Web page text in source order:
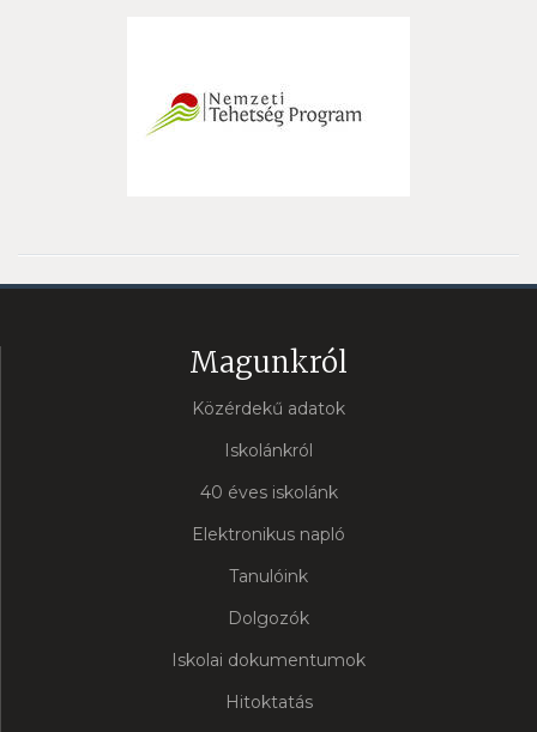
Magunkról
Közérdekű adatok
Iskolánkról
40 éves iskolánk
Elektronikus napló
Tanulóink
Dolgozók
Iskolai dokumentumok
Hitoktatás